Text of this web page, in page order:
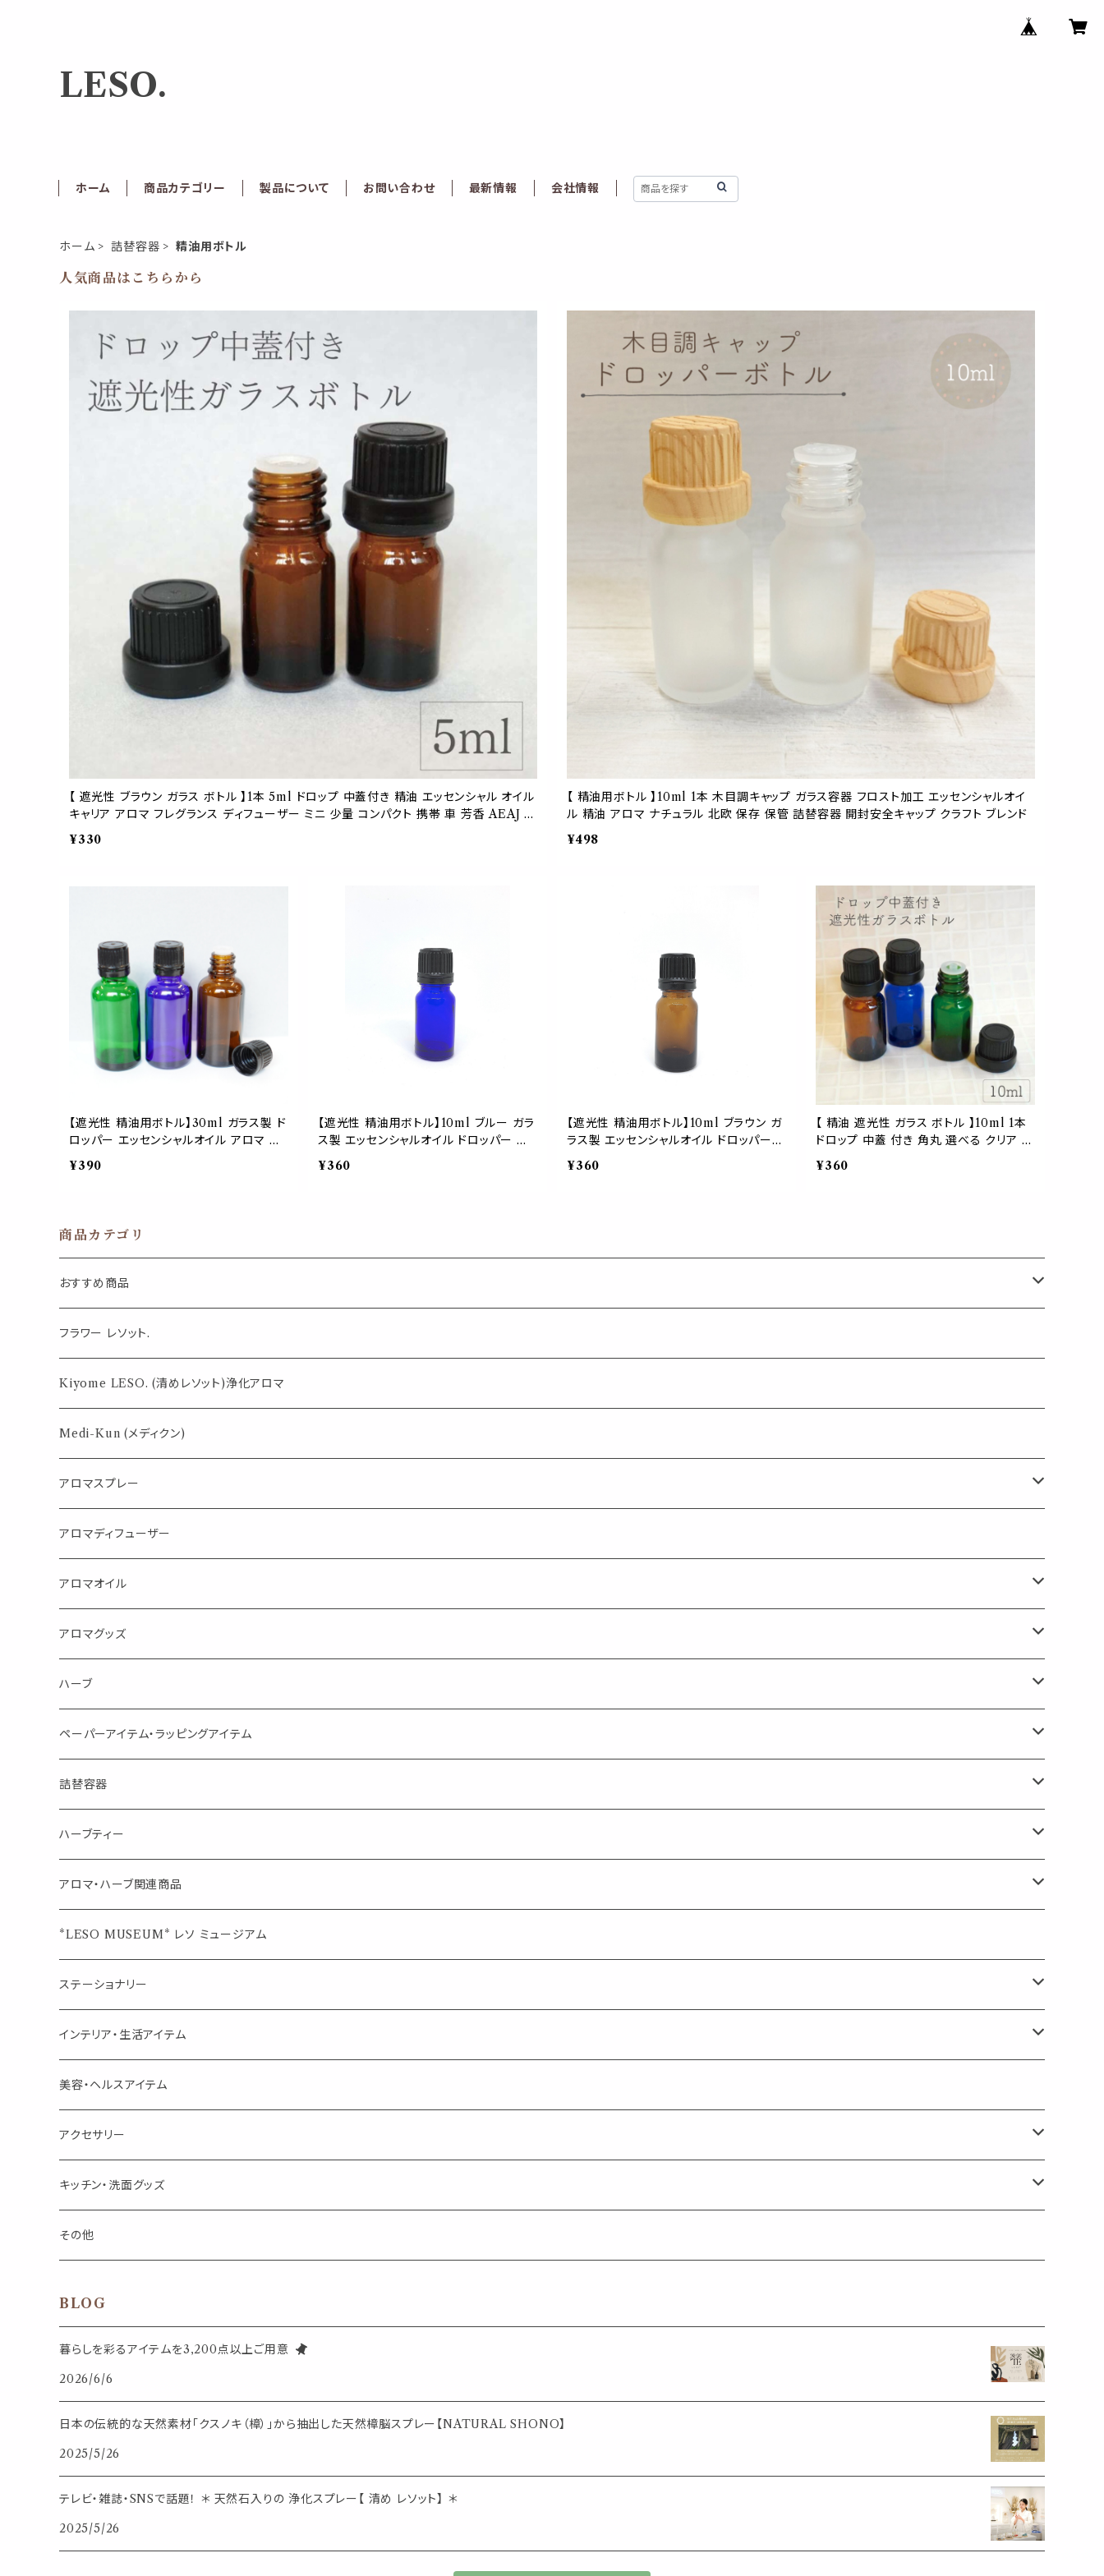
LESO.
ホーム 商品カテゴリー 製品について お問い合わせ 最新情報 会社情報
ホーム 詰替容器 精油用ボトル
人気商品はこちらから
【 遮光性 ブラウン ガラス ボトル 】1本 5ml ドロップ 中蓋付き 精油 エッセンシャル オイル
キャリア アロマ フレグランス ディフューザー ミニ 少量 コンパクト 携帯 車 芳香 AEAJ 検
定 詰替 容器 茶 クリア 開封 安全 黒キャップ 保存
¥330
【 精油用ボトル 】10ml 1本 木目調キャップ ガラス容器 フロスト加工 エッセンシャルオイ
ル 精油 アロマ ナチュラル 北欧 保存 保管 詰替容器 開封安全キャップ クラフト ブレンド
¥498
【遮光性 精油用ボトル】30ml ガラス製 ド
ロッパー エッセンシャルオイル アロマ 保
存 容器 詰め替え ブラウン グリーン ブル
ー
¥390
【遮光性 精油用ボトル】10ml ブルー ガラ
ス製 エッセンシャルオイル ドロッパー ア
ロマ 保存 容器 詰め替え ブラウン
¥360
【遮光性 精油用ボトル】10ml ブラウン ガ
ラス製 エッセンシャルオイル ドロッパー
アロマ 保存 容器 詰め替え ブラウン
¥360
【 精油 遮光性 ガラス ボトル 】10ml 1本
ドロップ 中蓋 付き 角丸 選べる クリア 透
明 容器 グリーン ブラウン ブルー 緑 青
茶 精油 エッセンシャル オイル キャリア ア
¥360
商品カテゴリ
おすすめ商品
気になる虫対策に
薄荷の香りで体感温度-4℃ !? スースーシリーズ
パロサント
フラワー レソット.
Kiyome LESO. (清めレソット)浄化アロマ
Medi-Kun (メディクン)
アロマスプレー
目的で選ぶ
蒸し暑い夏やリフレッシュに
消臭に（用途：空間や衣服）
FLOWER LESO. フラワレソット
Kiyome LESO. キヨメ レソット
体感-4℃ !? 薄荷をブレンドしたアロマスプレー
AroMachi アロマチ 町の香り
Mask&Pillow Aroma
アロマディフューザー
アロマオイル
エッセンシャルオイル
シングル
ブレンド
キャリアオイル
アロマグッズ
エッセンシャルオイル
ディフューザー
ハーブ
サシェ・香り袋
ハーブティー
シングル
ブレンド
箱入りアソート
キャンディー
ペーパーアイテム・ラッピングアイテム
シーリングワックス シール
ペーパークリップ
ウェルカムボード・装飾
席札クリップ
プチギフト
詰替容器
ロールオンボトル
スプレーボトル
スポイトボトル
精油用ボトル
ポンプ式ボトル
リップ容器
スクリュー容器
チューブ
スライドケース
ハーブティー
ブレンド
ジュエル オブ ビューティー
美人さんのハーブティー
シングル
アロマ・ハーブ関連商品
エッセンシャルオイル
シングル
ブレンド
クラフト器材・道具
キャリアオイル・ワックス
道具
お香・サシェ・キャンドル
線香
サシェ・香り袋
ディフューザー
アロマオイルウォーマー
アロマストーン
*LESO MUSEUM* レソ ミュージアム
ステーショナリー
デザインクリップ
記号（ハート,星,etc）
音楽・楽器
ミニサイズ
大きめサイズ
50個以上の大容量
ページオープナー・ワイドクリップ
ポストカード・メッセージカード
フック・マグネット・画鋲
ステッカー・マスキングテープ・付箋
筆記用具
インテリア・生活アイテム
オブジェ
キャンドル・お香
ウォールアイテム
フック・マグネット・画鋲
収納・小物トレー
スマホアイテム
美容・ヘルスアイテム
アクセサリー
ブローチ・ピンバッチ
ピアス
ブレスレット
キッチン・洗面グッズ
カトラリー
その他
BLOG
暮らしを彩るアイテムを3,200点以上ご用意
2026/6/6
日本の伝統的な天然素材「クスノキ（樟）」から抽出した天然樟脳スプレー【NATURAL SHONO】
2025/5/26
テレビ・雑誌・SNSで話題！ ＊ 天然石入りの 浄化スプレー【 清め レソット】 ＊
2025/5/26